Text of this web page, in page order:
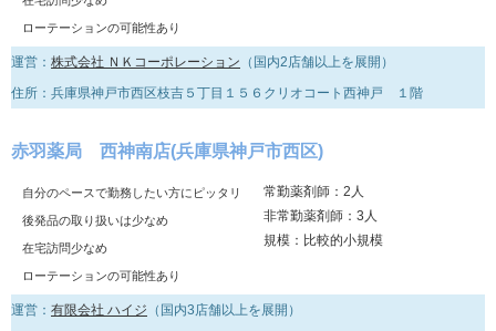
ローテーションの可能性あり
運営： 株式会社 ＮＫコーポレーション （国内2店舗以上を展開）
住所：兵庫県神戸市西区枝吉５丁目１５６クリオコート西神戸 １階
赤羽薬局 西神南店(兵庫県神戸市西区)
自分のペースで勤務したい方にピッタリ
後発品の取り扱いは少なめ
在宅訪問少なめ
ローテーションの可能性あり
常勤薬剤師：2人
非常勤薬剤師：3人
規模：比較的小規模
運営： 有限会社 ハイジ （国内3店舗以上を展開）